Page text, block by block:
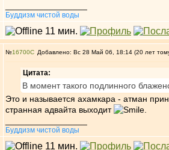
Буддизм чистой воды
№16700 Добавлено: Вс 28 Май 06, 18:14 (20 лет
Цитата:
В момент такого подлинного
Это и называется ахамкара - атман
странная адвайта выходит
Буддизм чистой воды